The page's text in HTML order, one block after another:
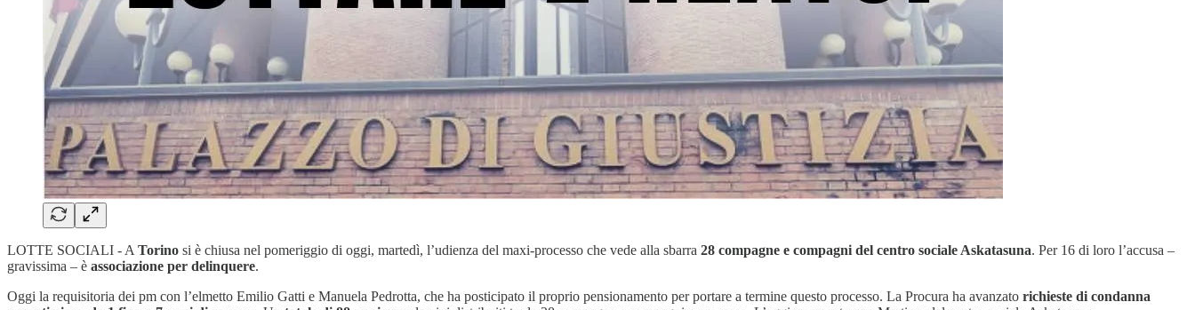
LOTTE SOCIALI - A Torino si è chiusa nel pomeriggio di oggi, martedì, l’udienza del maxi-processo che vede alla sbarra 28 compagne e compagni del centro sociale Askatasuna. Per 16 di loro l’accusa –
gravissima – è associazione per delinquere.
Oggi la requisitoria dei pm con l’elmetto Emilio Gatti e Manuela Pedrotta, che ha posticipato il proprio pensionamento per portare a termine questo processo. La Procura ha avanzato richieste di condanna